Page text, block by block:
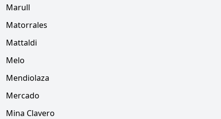
Marull
Matorrales
Mattaldi
Melo
Mendiolaza
Mercado
Mina Clavero